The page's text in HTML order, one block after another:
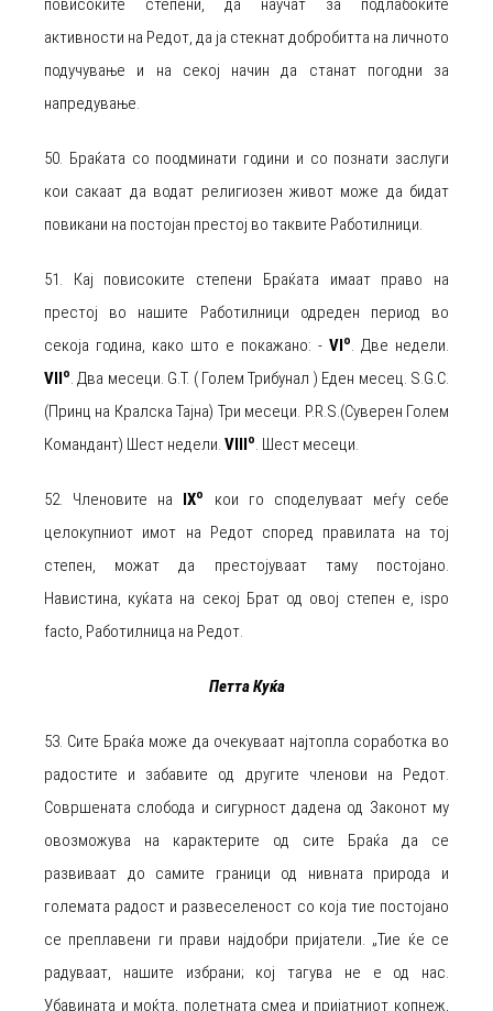
повисоките степени, да научат за подлабоките
активности на Редот, да ја стекнат добробитта на личното
подучување и на секој начин да станат погодни за
напредување.
50. Браќата со поодминати години и со познати заслуги
кои сакаат да водат религиозен живот може да бидат
повикани на постојан престој во таквите Работилници.
51. Кај повисоките степени Браќата имаат право на
престој во нашите Работилници одреден период во
секоја година, како што е покажано: ‐ VIо. Две недели.
VIIо. Два месеци. G.T. ( Голем Трибунал ) Еден месец. S.G.C.
(Принц на Кралска Тајна) Три месеци. P.R.S.(Суверен Голем
Командант) Шест недели. VIIIо. Шест месеци.
52. Членовите на IXо
кои го споделуваат меѓу себе
целокупниот имот на Редот според правилата на тој
степен, можат да престојуваат таму постојано.
Навистина, куќата на секој Брат од овој степен е, ispo
facto, Работилница на Редот.
Петта Куќа
53. Сите Браќа може да очекуваат најтопла соработка во
радостите и забавите од другите членови на Редот.
Совршената слобода и сигурност дадена од Законот му
овозможува на карактерите од сите Браќа да се
развиваат до самите граници од нивната природа и
големата радост и развеселеност со која тие постојано
се преплавени ги прави најдобри пријатели. „Тие ќе се
радуваат, нашите избрани; кој тагува не е од нас.
Убавината и моќта, полетната смеа и пријатниот копнеж,